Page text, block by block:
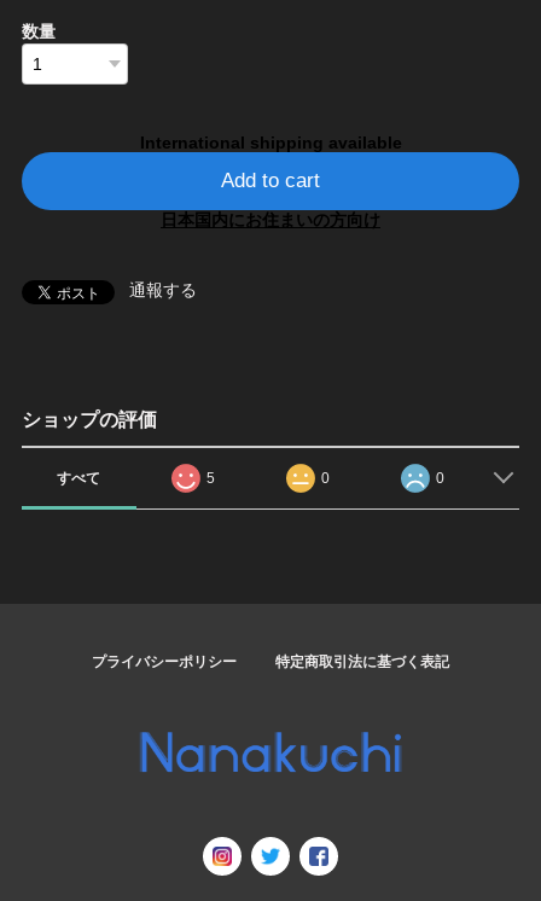
数量
International shipping available
Add to cart
日本国内にお住まいの方向け
通報する
ショップの評価
すべて 5 0 0
プライバシーポリシー 特定商取引法に基づく表記